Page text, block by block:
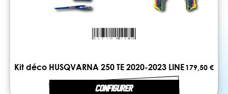
Kit déco HUSQVARNA 250 TE 2020-2023 LINE179,50 €
CONFIGURER